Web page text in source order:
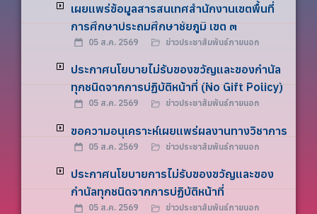
เผยแพร่ข้อมูลสารสนเทศสำนักงานเขตพื้นที่
การศึกษาประถมศึกษาชัยภูมิ เขต ๓
05 ส.ค. 2569 ข่าวประชาสัมพันธ์ภายนอก
ประกาศนโยบายไม่รับของขวัญและของกำนัล
ทุกชนิดจากการปฏิบัติหน้าที่ (No Gift Policy)
05 ส.ค. 2569 ข่าวประชาสัมพันธ์ภายนอก
ขอความอนุเคราะห์เผยแพร่ผลงานทางวิชาการ
05 ส.ค. 2569 ข่าวประชาสัมพันธ์ภายนอก
ประกาศนโยบายการไม่รับของขวัญและของ
กำนัลทุกชนิดจากการปฏิบัติหน้าที่
05 ส.ค. 2569 ข่าวประชาสัมพันธ์ภายนอก